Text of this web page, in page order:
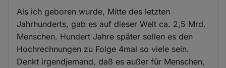
Als ich geboren wurde, Mitte des letzten
Jahrhunderts, gab es auf dieser Welt ca. 2,5 Mrd.
Menschen. Hundert Jahre später sollen es den
Hochrechnungen zu Folge 4mal so viele sein.
Denkt irgendjemand, daß es außer für Menschen,